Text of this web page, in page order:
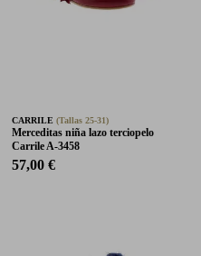
CARRILE (Tallas 25-31)
Merceditas niña lazo terciopelo
Carrile A-3458
57,00 €